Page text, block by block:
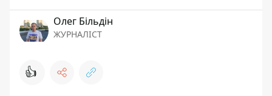
Олег Більдін
ЖУРНАЛІСТ
👍